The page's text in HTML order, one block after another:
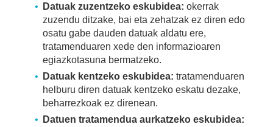
Datuak zuzentzeko eskubidea: okerrak
zuzendu ditzake, bai eta zehatzak ez diren edo
osatu gabe dauden datuak aldatu ere,
tratamenduaren xede den informazioaren
egiazkotasuna bermatzeko.
Datuak kentzeko eskubidea: tratamenduaren
helburu diren datuak kentzeko eskatu dezake,
beharrezkoak ez direnean.
Datuen tratamendua aurkatzeko eskubidea: